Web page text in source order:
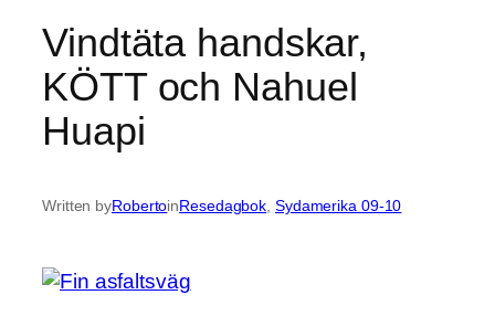
Vindtäta handskar,
KÖTT och Nahuel
Huapi
Written byRobertoinResedagbok, Sydamerika 09-10